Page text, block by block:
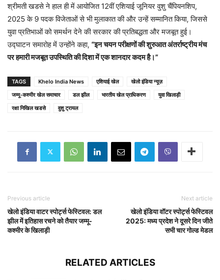
श्रीमती खडसे ने हाल ही में आयोजित 12वीं एशियाई जूनियर वुशु चैंपियनशिप,
2025 के 9 पदक विजेताओं से भी मुलाकात की और उन्हें सम्मानित किया, जिससे
युवा प्रतिभाओं को समर्थन देने की सरकार की प्रतिबद्धता और मजबूत हुई।
उद्घाटन समारोह में उन्होंने कहा, “इन चयन परीक्षणों की शुरुआत अंतर्राष्ट्रीय मंच
पर हमारी मजबूत उपस्थिति की दिशा में एक शानदार कदम है।”
TAGS Khelo India News एशियाई खेल
खेलो इंडिया न्यूज़
जम्मू-कश्मीर खेल समाचार
डल झील भारतीय खेल प्राधिकरण
युवा खिलाड़ी
रक्षा निखिल खडसे
वुशु ट्रायल
Previous article
खेलो इंडिया वाटर स्पोर्ट्स फेस्टिवल: डल
झील में इतिहास रचने को तैयार जम्मू-
कश्मीर के खिलाड़ी
Next article
खेलो इंडिया वॉटर स्पोर्ट्स फेस्टिवल
2025: मध्य प्रदेश ने दूसरे दिन जीते
सभी चार गोल्ड मेडल
RELATED ARTICLES